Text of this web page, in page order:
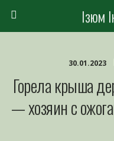
Ізюм
30.01.2023
Горела крыша
— хозяин с